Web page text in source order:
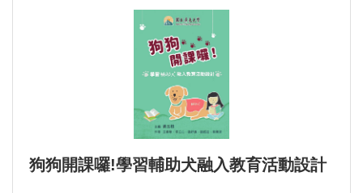
狗狗開課囉!學習輔助犬融入教育活動設計